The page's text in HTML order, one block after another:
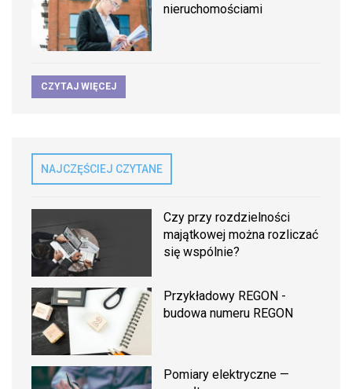
nieruchomościami
CZYTAJ WIĘCEJ
NAJCZĘŚCIEJ CZYTANE
Czy przy rozdzielności
majątkowej można rozliczać
się wspólnie?
Przykładowy REGON -
budowa numeru REGON
Pomiary elektryczne —